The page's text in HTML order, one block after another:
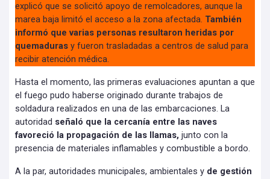
explicó que se solicitó apoyo de remolcadores, aunque la
marea baja limitó el acceso a la zona afectada. También
informó que varias personas resultaron heridas por
quemaduras y fueron trasladadas a centros de salud para
recibir atención médica.
Hasta el momento, las primeras evaluaciones apuntan a que
el fuego pudo haberse originado durante trabajos de
soldadura realizados en una de las embarcaciones. La
autoridad señaló que la cercanía entre las naves
favoreció la propagación de las llamas, junto con la
presencia de materiales inflamables y combustible a bordo.
A la par, autoridades municipales, ambientales y de gestión